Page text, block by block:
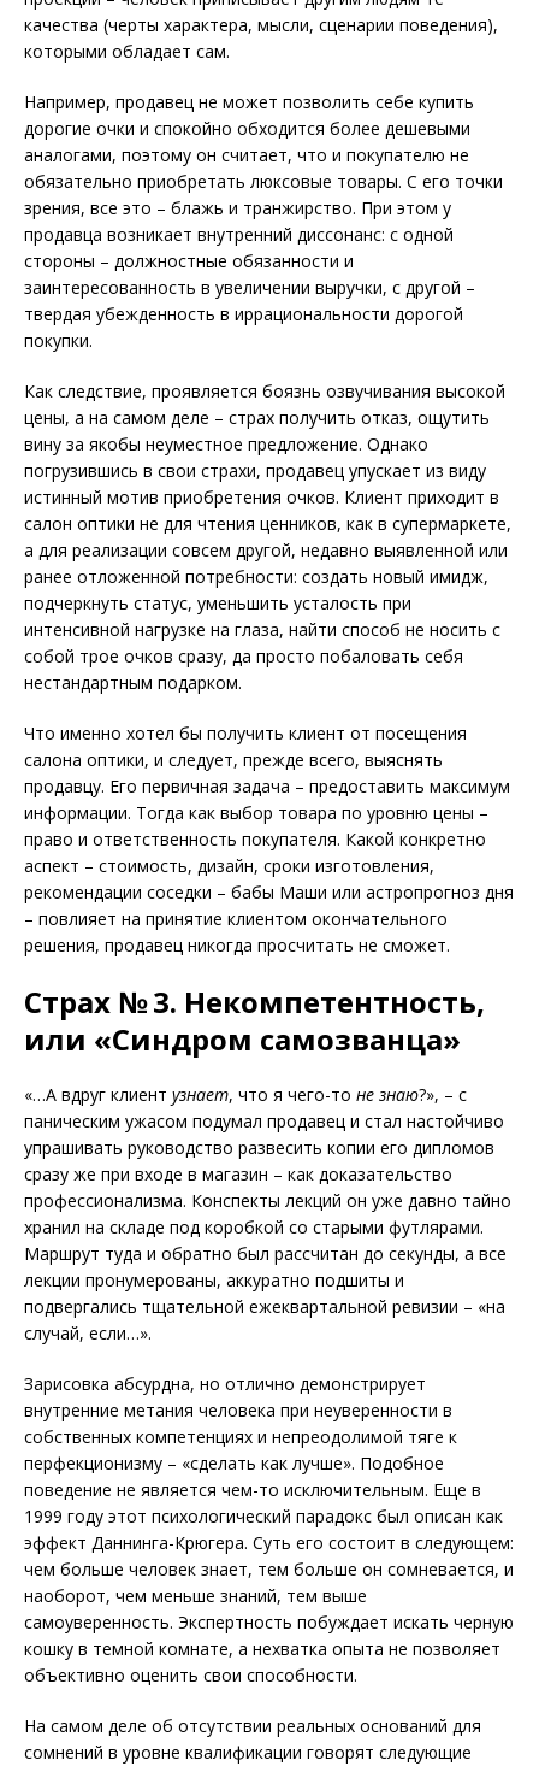
качества (черты характера, мысли, сценарии поведения),
которыми обладает сам.
Например, продавец не может позволить себе купить
дорогие очки и спокойно обходится более дешевыми
аналогами, поэтому он считает, что и покупателю не
обязательно приобретать люксовые товары. С его точки
зрения, все это – блажь и транжирство. При этом у
продавца возникает внутренний диссонанс: с одной
стороны – должностные обязанности и
заинтересованность в увеличении выручки, с другой –
твердая убежденность в иррациональности дорогой
покупки.
Как следствие, проявляется боязнь озвучивания высокой
цены, а на самом деле – страх получить отказ, ощутить
вину за якобы не­уместное предложение. Однако
погрузившись в свои страхи, продавец упускает из виду
истинный мотив приобретения очков. Клиент приходит в
салон оптики не для чтения ценников, как в супермаркете,
а для реализации совсем другой, недавно выявленной или
ранее отложенной потребности: создать новый имидж,
подчеркнуть статус, уменьшить усталость при
интенсивной нагрузке на глаза, найти способ не носить с
собой трое очков сразу, да просто побаловать себя
нестандартным подарком.
Что именно хотел бы получить клиент от посещения
салона оптики, и следует, прежде всего, выяснять
продавцу. Его первичная задача – предоставить максимум
информации. Тогда как выбор товара по уровню цены –
право и ответственность покупателя. Какой конкретно
аспект – стоимость, дизайн, сроки изготовления,
рекомендации соседки – бабы Маши или астропрог­ноз дня
– повлияет на принятие клиентом окончательного
решения, продавец никогда просчитать не сможет.
Страх № 3. Некомпетентность,
или «Синдром самозванца»
«…А вдруг клиент узнает, что я чего-то не знаю?», – с
паническим ужасом подумал продавец и стал настойчиво
упрашивать руководство развесить копии его дипломов
сразу же при входе в магазин – как доказательство
профессионализма. Конспекты лекций он уже давно тайно
хранил на складе под коробкой со старыми футлярами.
Маршрут туда и обратно был рассчитан до секунды, а все
лекции пронумерованы, аккуратно подшиты и
подвергались тщательной ежеквартальной ревизии – «на
случай, если…».
Зарисовка абсурдна, но отлично демонстрирует
внутренние метания человека при неуверенности в
собственных компетенциях и непреодолимой тяге к
перфекционизму – «сделать как лучше». Подобное
поведение не является чем-то исключительным. Еще в
1999 году этот психологический парадокс был описан как
эффект Даннинга-Крюгера. Суть его состоит в следующем:
чем больше человек знает, тем больше он сомневается, и
наоборот, чем меньше знаний, тем выше
самоуверенность. Экспертность побуждает искать черную
кошку в темной комнате, а нехватка опыта не позволяет
объективно оценить свои способности.
На самом деле об отсутствии реальных оснований для
сомнений в уровне квалификации говорят следующие